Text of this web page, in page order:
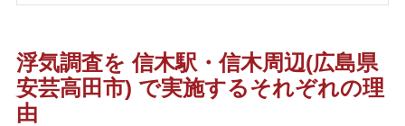
浮気調査を 信木駅・信木周辺(広島県
安芸高田市) で実施するそれぞれの理
由